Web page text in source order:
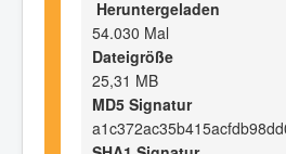
Heruntergeladen
54.030 Mal
Dateigröße
25,31 MB
MD5 Signatur